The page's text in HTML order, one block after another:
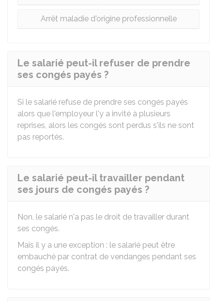
Arrêt maladie d'origine professionnelle
Le salarié peut-il refuser de prendre
ses congés payés ?
Si le salarié refuse de prendre ses congés payés
alors que l'employeur l'y a invité à plusieurs
reprises, alors les congés sont perdus s'ils ne sont
pas reportés.
Le salarié peut-il travailler pendant
ses jours de congés payés ?
Non, le salarié n'a pas le droit de travailler durant
ses congés.
Mais il y a une exception : le salarié peut être
embauché par contrat de vendanges pendant ses
congés payés.